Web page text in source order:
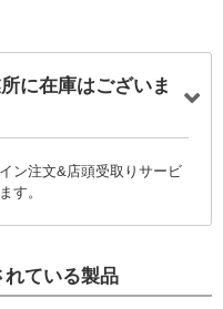
に在庫はございま
ン注文&店頭受取りサービ
す。
れている製品